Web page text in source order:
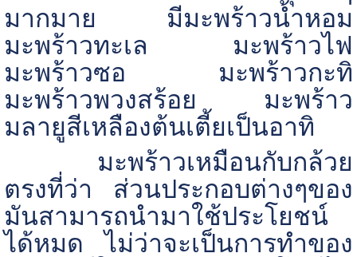
มากมาย มีมะพร้าวน้ำหอม
มะพร้าวทะเล มะพร้าวไฟ
มะพร้าวซอ มะพร้าวกะทิ
มะพร้าวพวงสร้อย มะพร้าว
มลายูสีเหลืองต้นเตี้ยเป็นอาทิ
มะพร้าวเหมือนกับกล้วย
ตรงที่ว่า ส่วนประกอบต่างๆของ
มันสามารถนำมาใช้ประโยชน์
ได้หมด ไม่ว่าจะเป็นการทำของ